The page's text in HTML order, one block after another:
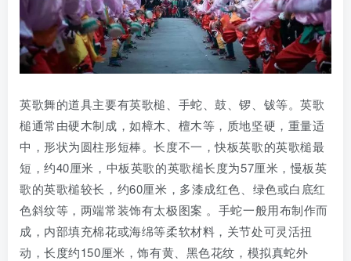
英歌舞的道具主要有英歌槌、手蛇、鼓、锣、钹等。英歌
槌通常由硬木制成，如樟木、檀木等，质地坚硬，重量适
中，形状为圆柱形短棒。长度不一，快板英歌的英歌槌最
短，约40厘米，中板英歌的英歌槌长度为57厘米，慢板英
歌的英歌槌较长，约60厘米，多漆成红色、绿色或白底红
色斜纹等，两端常装饰有太极图案 。手蛇一般用布制作而
成，内部填充棉花或海绵等柔软材料，关节处可灵活扭
动，长度约150厘米，饰有黄、黑色花纹，模拟真蛇外